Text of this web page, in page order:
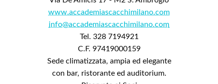
www.accademiascacchimilano.com
info@accademiascacchimilano.com
Tel. 328 7194921
C.F. 97419000159
Sede climatizzata, ampia ed elegante
con bar, ristorante ed auditorium.